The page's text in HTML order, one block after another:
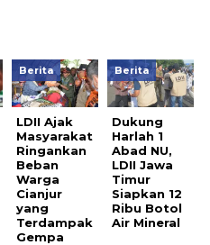
Berita
LDII Ajak
Masyarakat
Ringankan
Beban
Warga
Cianjur
yang
Terdampak
Gempa
Berita
Dukung
Harlah 1
Abad NU,
LDII Jawa
Timur
Siapkan 12
Ribu Botol
Air Mineral